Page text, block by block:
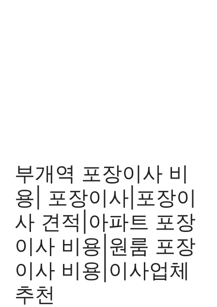
부개역 포장이사 비
용| 포장이사|포장이
사 견적|아파트 포장
이사 비용|원룸 포장
이사 비용|이사업체
추천